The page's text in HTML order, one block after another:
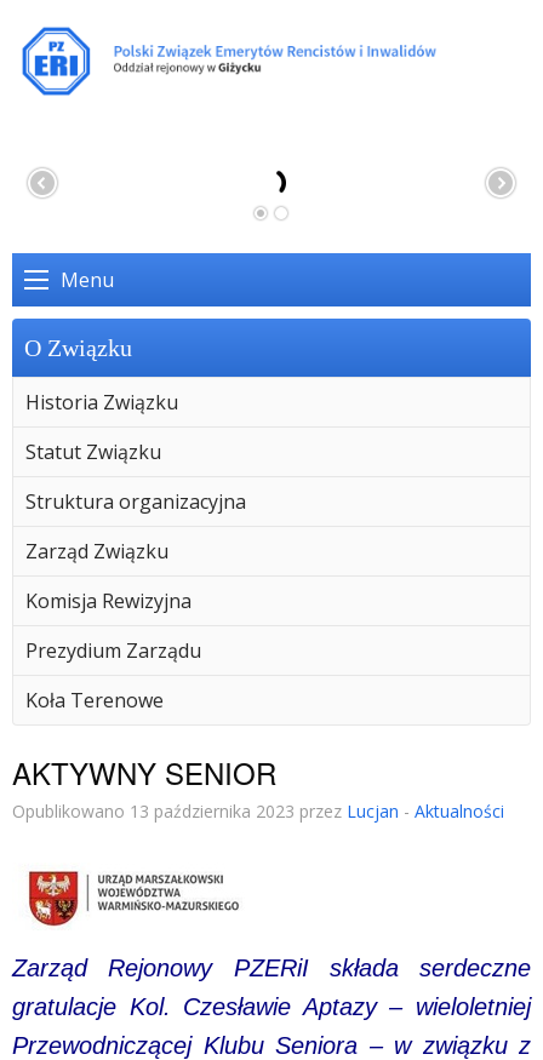
Menu
O Związku
Historia Związku
Statut Związku
Struktura organizacyjna
Zarząd Związku
Komisja Rewizyjna
Prezydium Zarządu
Koła Terenowe
AKTYWNY SENIOR
Opublikowano 13 października 2023 przez Lucjan - Aktualności
Zarząd Rejonowy PZERiI składa serdeczne
gratulacje Kol. Czesławie Aptazy – wieloletniej
Przewodniczącej Klubu Seniora – w związku z